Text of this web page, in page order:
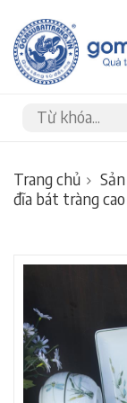
Trang chủ
đĩa bát tràng